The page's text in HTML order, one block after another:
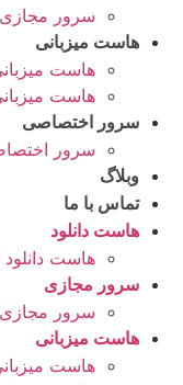
سرور مجازی
هاست میزبانی
هاست
هاست
سرور اختصاصی
سرور
وبلاگ
تماس با ما
هاست دانلود
هاست دانلود
سرور مجازی
سرور مجازی
هاست میزبانی
هاست